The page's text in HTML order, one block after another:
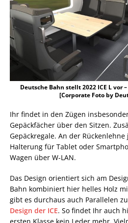
Deutsche Bahn stellt 2022 ICE L vor
[Corporate Foto by
Ihr findet in den Zügen
Gepäckfächer über den Sitzen.
Gepäckregale. An der
Halterung für Tablet oder
Wagen über W-LAN.
Das Design orientiert sich am
Bahn kombiniert hier helles Holz
gibt es durchaus auch Parallelen
Design der ICE. So findet Ihr auch
ersten Klasse kein Leder mehr.